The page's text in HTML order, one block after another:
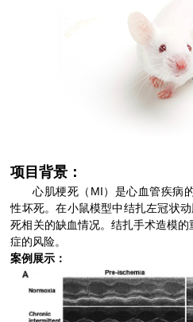
项目背景：
心肌梗死（MI）是心血管疾病
性坏死。在小鼠模型中结扎左冠状
死相关的缺血情况。结扎手术造模
症的风险。
案例展示：